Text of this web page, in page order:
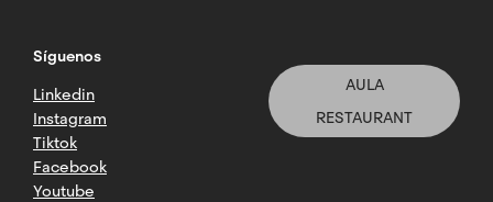
Síguenos
Linkedin
Instagram
Tiktok
Facebook
Youtube
AULA
RESTAURANT